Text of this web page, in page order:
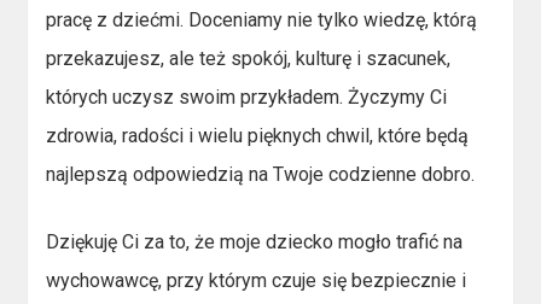
pracę z dziećmi. Doceniamy nie tylko wiedzę, którą
przekazujesz, ale też spokój, kulturę i szacunek,
których uczysz swoim przykładem. Życzymy Ci
zdrowia, radości i wielu pięknych chwil, które będą
najlepszą odpowiedzią na Twoje codzienne dobro.
Dziękuję Ci za to, że moje dziecko mogło trafić na
wychowawcę, przy którym czuje się bezpiecznie i